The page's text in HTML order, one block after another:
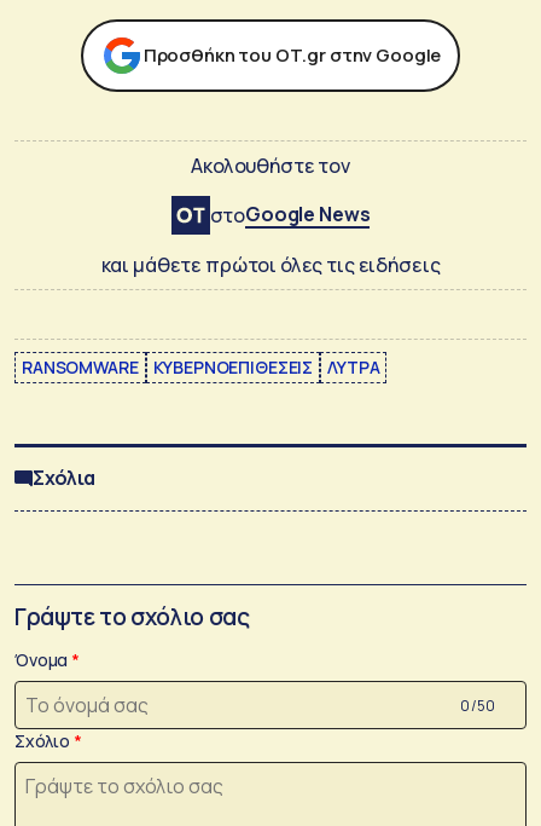
Προσθήκη του ΟΤ.gr στην Google
Ακολουθήστε τον
στοGoogle News
και μάθετε πρώτοι όλες τις ειδήσεις
RANSOMWARE ΚΥΒΕΡΝΟΕΠΙΘΕΣΕΙΣ ΛΥΤΡΑ
Σχόλια
Γράψτε το σχόλιο σας
Όνομα
0 /50
Σχόλιο